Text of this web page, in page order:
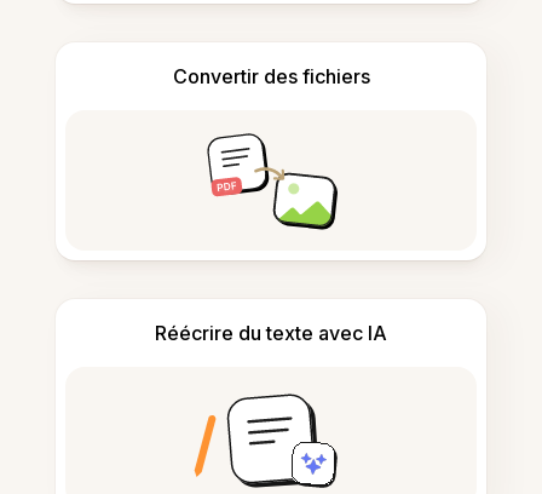
Convertir des fichiers
Réécrire du texte avec IA